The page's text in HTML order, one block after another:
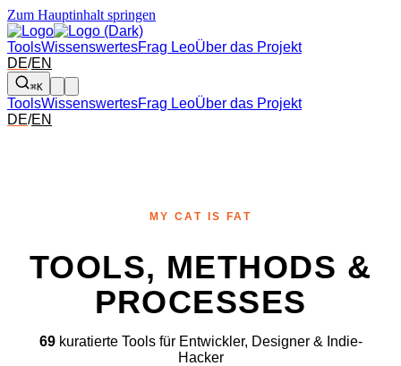
Zum Hauptinhalt springen
ToolsWissenswertesFrag LeoÜber das Projekt
DE/EN
⌘K
ToolsWissenswertesFrag LeoÜber das Projekt
DE/EN
MY CAT IS FAT
TOOLS, METHODS &
PROCESSES
69kuratierte Tools für Entwickler, Designer & Indie-
Hacker